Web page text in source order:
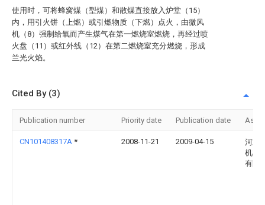
使用时，可将蜂窝煤（型煤）和散煤直接放入炉堂（15）
内，用引火饼（上燃）或引燃物质（下燃）点火，由微风
机（8）强制给氧而产生煤气在第一燃烧室燃烧，再经过喷
火盘（11）或红外线（12）在第二燃烧室充分燃烧，形成
兰光火焰。
Cited By (3)
Publication number Priority date Publication date
CN101408317A * 2008-11-21 2009-04-15
河北
机械
有限